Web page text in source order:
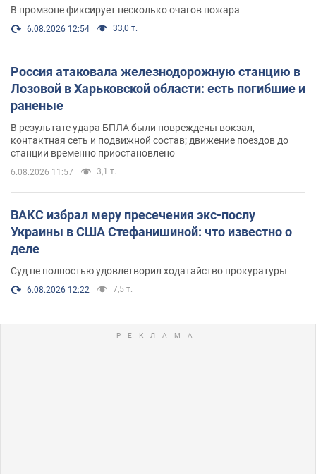
В промзоне фиксирует несколько очагов пожара
6.08.2026 12:54 33,0 т.
Россия атаковала железнодорожную станцию в
Лозовой в Харьковской области: есть погибшие и
раненые
В результате удара БПЛА были повреждены вокзал,
контактная сеть и подвижной состав; движение поездов до
станции временно приостановлено
6.08.2026 11:57 3,1 т.
ВАКС избрал меру пресечения экс-послу
Украины в США Стефанишиной: что известно о
деле
Суд не полностью удовлетворил ходатайство прокуратуры
6.08.2026 12:22 7,5 т.